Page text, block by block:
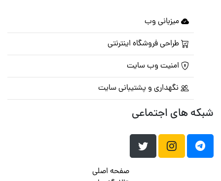
میزبانی وب
طراحی فروشگاه اینترنتی
امنیت وب سایت
نگهداری و پشتیبانی سایت
شبکه های اجتماعی
صفحه اصلی